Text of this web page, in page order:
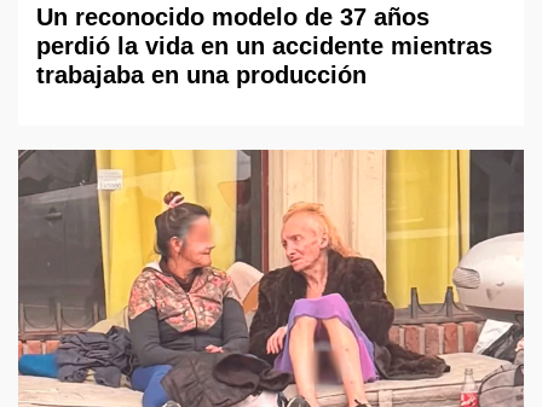
Un reconocido modelo de 37 años
perdió la vida en un accidente mientras
trabajaba en una producción